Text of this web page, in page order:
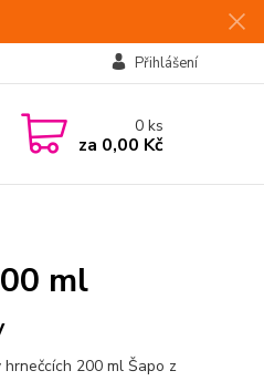
Přihlášení
0ks
za 0,00 Kč
ml
200 ml Šapo z